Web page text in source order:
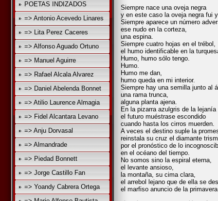
POETAS INDIZADOS
=> Antonio Acevedo Linares
=> Lita Perez Caceres
=> Alfonso Aguado Ortuno
=> Manuel Aguirre
=> Rafael Alcala Alvarez
=> Daniel Abelenda Bonnet
=> Atilio Laurence Almagia
=> Fidel Alcantara Levano
=> Anju Dorvasal
=> Almandrade
=> Piedad Bonnett
=> Jorge Castillo Fan
=> Yoandy Cabrera Ortega
Siempre nace una oveja negra
y en este caso la oveja negra fui
Siempre aparece un número
ese nudo en la corteza,
una espina.
Siempre cuatro hojas en el trébol,
el humo identificable en la
Humo, humo sólo tengo.
Humo.
Humo me dan,
humo queda en mi interior.
Siempre hay una semilla junto al
una rama trunca,
alguna planta ajena.
En la pizarra azulgris de la lejanía
el futuro muéstrase escondido
cuando hasta los cirros muerden.
A veces el destino suple la
reinstala su cruz el diamante
por el pronóstico de lo
en el océano del tiempo.
No somos sino la espiral eterna,
el levante ansioso,
la montaña, su cima clara,
el arrebol lejano que de ella se
el marfiso anuncio de la primavera